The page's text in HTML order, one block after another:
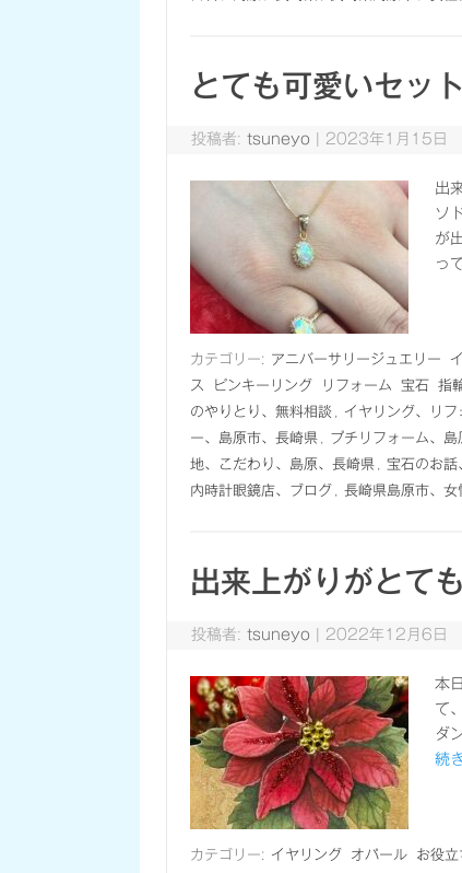
とても可愛いセッ
投稿者:tsuneyo 2023年1月15日
出
ソ
が
っ
カテゴリー: アニバーサリージュエリー
ス
ピンキーリング リフォーム 宝石 指
のやりとり、無料相談
イヤリング、リ
ー、島原市、長崎県
プチリフォーム、島
地、こだわり、島原、長崎県
宝石のお話
内時計眼鏡店、ブログ
長崎県島原市、女
出来上がりがとて
投稿者:tsuneyo 2022年12月6日
本
て
ダ
続
カテゴリー: イヤリング オパール お役立